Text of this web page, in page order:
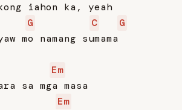
iahon ka, yeah
G C
G
mo namang sumama
Em
sa mga masa
Em